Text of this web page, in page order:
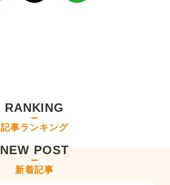
RANKING
記事ランキング
NEW POST
新着記事